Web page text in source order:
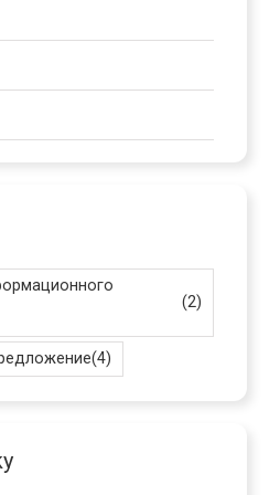
(2)
(4)